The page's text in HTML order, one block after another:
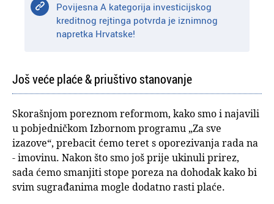
Povijesna A kategorija investicijskog
kreditnog rejtinga potvrda je iznimnog
napretka Hrvatske!
Još veće plaće & priuštivo stanovanje
Skorašnjom poreznom reformom, kako smo i najavili
u pobjedničkom Izbornom programu „Za sve
izazove“, prebacit ćemo teret s oporezivanja rada na
- imovinu. Nakon što smo još prije ukinuli prirez,
sada ćemo smanjiti stope poreza na dohodak kako bi
svim sugrađanima mogle dodatno rasti plaće.